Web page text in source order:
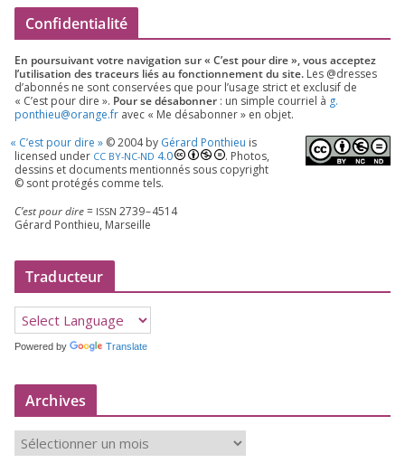
Confidentialité
En pour­sui­vant votre navi­ga­tion sur « C’est pour dire », vous accep­tez
l’utilisation des tra­ceurs liés au fonc­tion­ne­ment du site. Les @dresses
d’a­bon­nés ne sont conser­vées que pour l’u­sage strict et exclu­sif de
« C’est pour dire ». Pour se désa­bon­ner : un simple cour­riel à g.​
ponthieu@​orange.​fr avec « Me désa­bon­ner » en objet.
« C’est pour dire » ©2004by Gérard Ponthieu is
licen­sed under CC BY-NC-ND 4.0
. Photos,
des­sins et docu­ments men­tion­nés sous copy­right
© sont pro­té­gés comme tels.
C’est pour dire= ISSN 2739–4514
Gérard Ponthieu, Marseille
Traducteur
Powered by Translate
Archives